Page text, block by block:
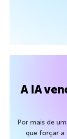
A IA
Por mais de
que forçar a